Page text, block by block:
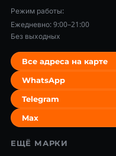
Режим работы:
Ежедневно: 9:00–21:00
Без выходных
Все адреса на карте
WhatsApp
Telegram
Max
ЕЩЁ МАРКИ